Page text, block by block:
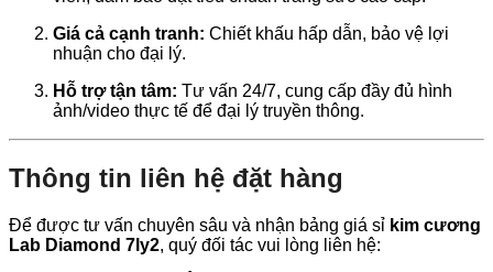
Giá cả cạnh tranh: Chiết khấu hấp dẫn, bảo vệ lợi
nhuận cho đại lý.
Hỗ trợ tận tâm: Tư vấn 24/7, cung cấp đầy đủ hình
ảnh/video thực tế để đại lý truyền thông.
Thông tin liên hệ đặt hàng
Để được tư vấn chuyên sâu và nhận bảng giá sỉ kim cương
Lab Diamond 7ly2, quý đối tác vui lòng liên hệ: